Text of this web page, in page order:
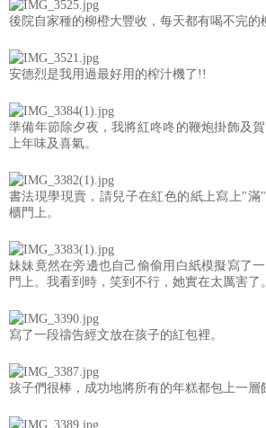
後院自家種的柳橙大豐收，每天都有喝不完的
安德烈是我用過最好用的榨汁機了!!
準備年節除夕夜，我將紅咚咚的鞭炮掛飾及
上年味及喜氣。
書法現學現賣，請兒子在紅色的紙上寫上"
櫃門上。
妹妹竟然在旁邊也自己偷偷用白紙模擬寫了
門上。我看到時，笑到不行，她實在太厲害了。
寫了一段禱告經文放在孩子的紅包裡。
孩子們很棒，成功地將所有的年糕都包上一層